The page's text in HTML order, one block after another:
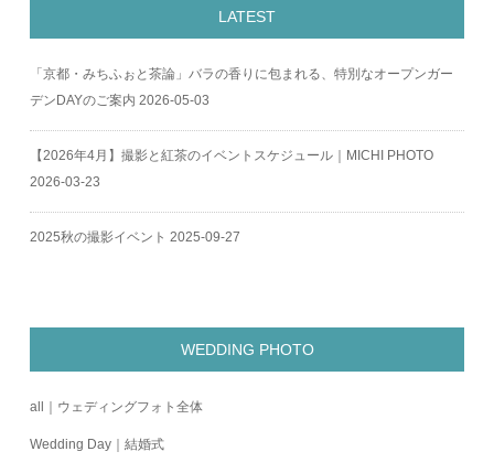
LATEST
「京都・みちふぉと茶論」バラの香りに包まれる、特別なオープンガー
デンDAYのご案内 2026-05-03
【2026年4月】撮影と紅茶のイベントスケジュール｜MICHI PHOTO
2026-03-23
2025秋の撮影イベント 2025-09-27
WEDDING PHOTO
all｜ウェディングフォト全体
Wedding Day｜結婚式